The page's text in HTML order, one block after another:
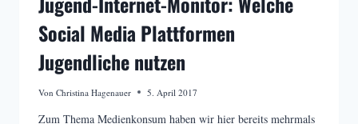
Social Media Plattformen
Jugendliche nutzen
Von Christina Hagenauer 5. April 2017
Zum Thema Medienkonsum haben wir hier bereits mehrmals